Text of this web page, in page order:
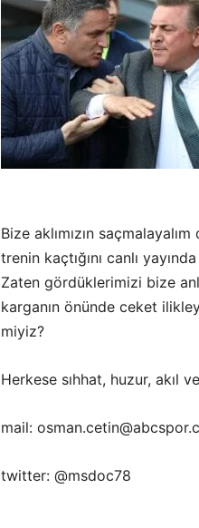
Bize aklımızın
trenin kaçtığını canlı
Zaten gördüklerimizi bize
karganın önünde ceket
miyiz?
Herkese sıhhat, huzur, akıl
mail:
twitter: @msdoc78